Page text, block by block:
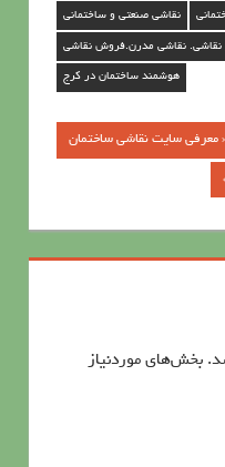
نقاشی صنعتی و ساختمانی
نقاشی. نقاشی مدرن.فروش نقاشی
هوشمند ساختمان در کرج
معرفي سايت نقاشي ساختمان
بخش‌های موردنیاز